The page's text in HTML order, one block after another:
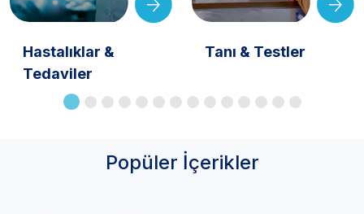
Hastalıklar &
Tedaviler
Tanı & Testler
Popüler İçerikler